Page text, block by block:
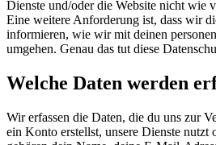
Dienste und/oder die Website nicht wie
Eine weitere Anforderung ist, dass wir
informieren, wie wir mit deinen
umgehen. Genau das tut diese
Welche Daten werden
Wir erfassen die Daten, die du uns zur
ein Konto erstellst, unsere Dienste nutzt